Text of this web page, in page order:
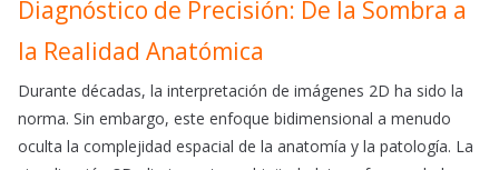
Diagnóstico de Precisión: De la Sombra a
la Realidad Anatómica
Durante décadas, la interpretación de imágenes 2D ha sido la
norma. Sin embargo, este enfoque bidimensional a menudo
oculta la complejidad espacial de la anatomía y la patología. La